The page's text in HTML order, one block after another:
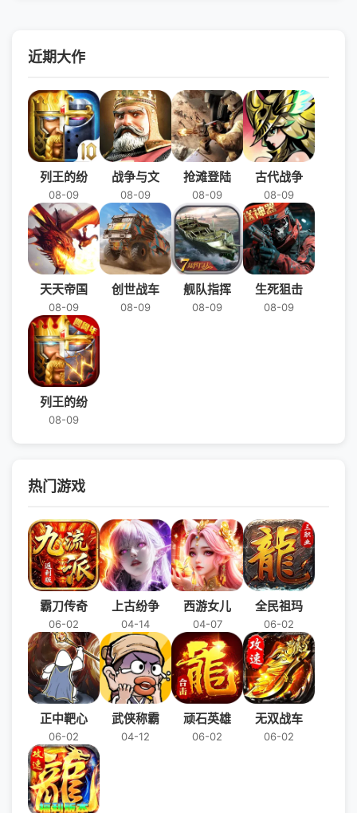
近期大作
列王的纷
08-09
战争与文
08-09
抢滩登陆
08-09
古代战争
08-09
天天帝国
08-09
创世战车
08-09
舰队指挥
08-09
生死狙击
08-09
列王的纷
08-09
热门游戏
霸刀传奇
06-02
上古纷争
04-14
西游女儿
04-07
全民祖玛
06-02
正中靶心
06-02
武侠称霸
04-12
顽石英雄
06-02
无双战车
06-02